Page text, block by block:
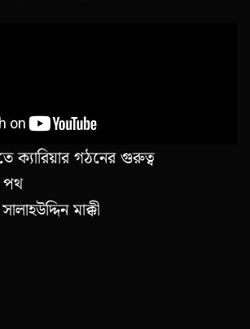
ক্যারিয়ার গঠনের গুরুত্ব
পথ
মাক্কী